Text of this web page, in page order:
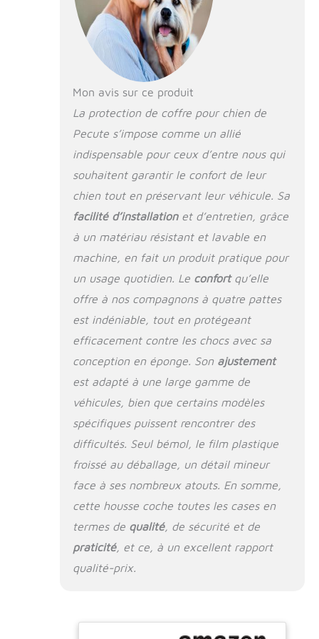
la montée dans la
voiture Protégez le
pare-chocs.
【Protection anti-
collision】 Pecute
est dotée d'un
rembourrage en
côtés et à l'arrière.
Lorsque vous êtes
sur la route, que
routes cahoteuses
ou que vous freiniez
pouvez être assuré
que votre chien ne
heurtera pas la paroi
intérieure. de la
voiture dans le
coffre. 【Méthode
d'installation
facile】 Pecute
housse protection
voiture chien adopte
d'installation super
simple, il suffit de le
mettre dans le
coffre de votre SUV,
d'ajuster la longueur
de la boucle à
l'attacher au haut
de la banquette
arrière. L'installation
dans le coffre de
Mon avis sur ce produit
La protection de coffre pour chien de
Pecute s’impose comme un allié
indispensable pour ceux d’entre nous qui
souhaitent garantir le confort de leur
chien tout en préservant leur véhicule. Sa
facilité d’installationet d’entretien, grâce
à un matériau résistant et lavable en
machine, en fait un produit pratique pour
un usage quotidien. Le confortqu’elle
offre à nos compagnons à quatre pattes
est indéniable, tout en protégeant
efficacement contre les chocs avec sa
conception en éponge. Son ajustement
est adapté à une large gamme de
véhicules, bien que certains modèles
spécifiques puissent rencontrer des
difficultés. Seul bémol, le film plastique
froissé au déballage, un détail mineur
face à ses nombreux atouts. En somme,
cette housse coche toutes les cases en
termes de qualité, de sécurité et de
praticité, et ce, à un excellent rapport
qualité-prix.